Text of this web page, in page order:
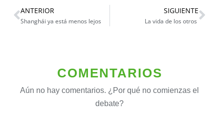
ANTERIOR
Shanghái ya está menos lejos
SIGUIENTE
La vida de los otros
COMENTARIOS
Aún no hay comentarios. ¿Por qué no comienzas el
debate?